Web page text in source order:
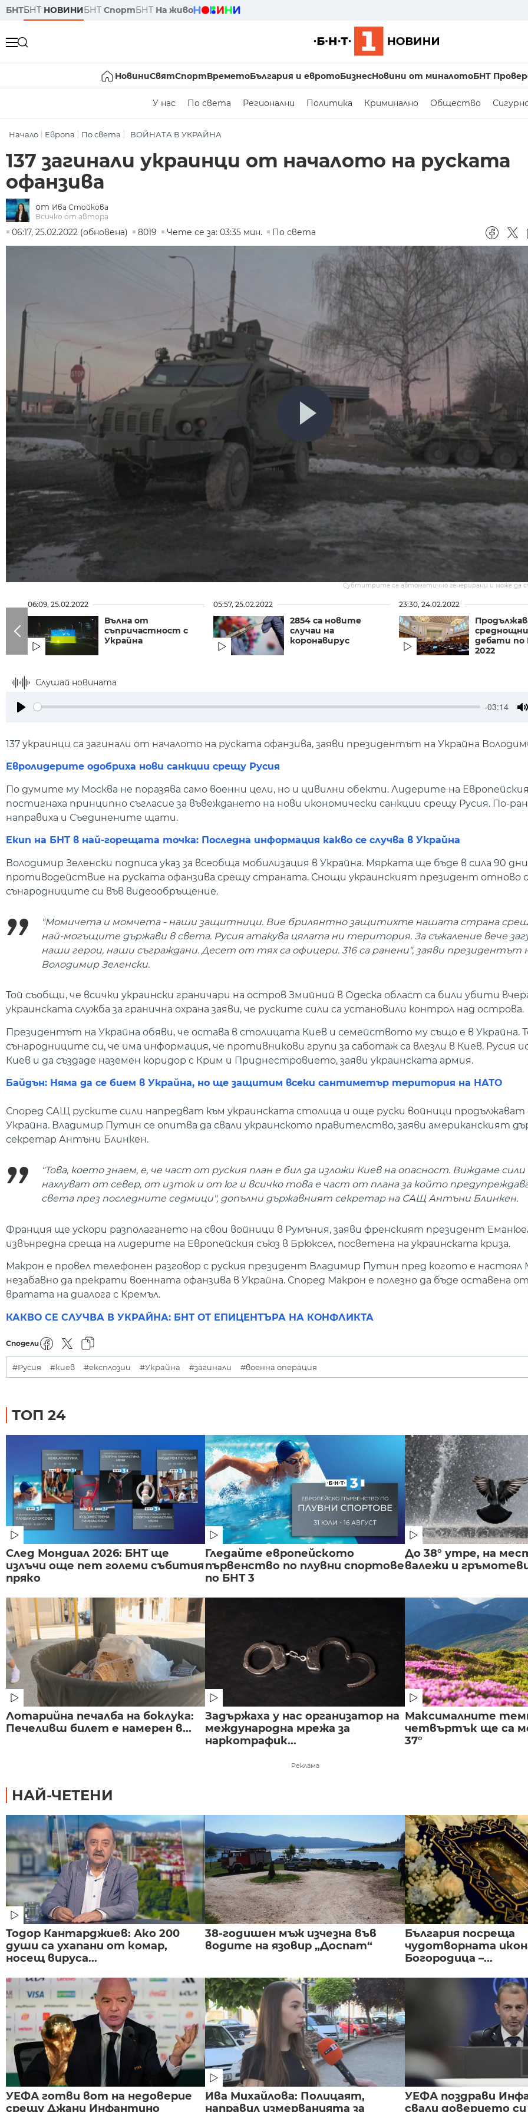
БНТБНТ НОВИНИБНТ СпортБНТ На живо
НовиниСвятСпортВреметоБългария и евротоБизнесНовини от миналотоБНТ
У нас По света Регионални Политика Криминално Общество
Начало Европа По света ВОЙНАТА В УКРАЙНА
137 загинали украинци от началото на руската
офанзива
от Ива Стойкова
Всичко от автора
06:17, 25.02.2022 (обновена)
8019 Чете се за: 03:35 мин. По света
Субтитрите са автоматично генерирани и може да
06:09, 25.02.2022
Вълна от
съпричастност с
Украйна
05:57, 25.02.2022
2854 са новите
случаи на
коронавирус
23:30, 24.02.2022
дебати
2022
Слушай новината
-03:14
137 украинци са загинали от началото на руската офанзива, заяви президентът на Украйна
Евролидерите одобриха нови санкции срещу Русия
По думите му Москва не поразява само военни цели, но и цивилни обекти. Лидерите на
постигнаха принципно съгласие за въвеждането на нови икономически санкции срещу Русия. По-
направиха и Съединените щати.
Екип на БНТ в най-горещата точка: Последна информация какво се случва в Украйна
Володимир Зеленски подписа указ за всеобща мобилизация в Украйна. Мярката ще бъде в сила 90
противодействие на руската офанзива срещу страната. Снощи украинският президент отново
сънародниците си във видеообръщение.
"Момичета и момчета - наши защитници. Вие брилянтно защитихте нашата страна
най-могъщите държави в света. Русия атакува цялата ни територия. За съжаление вече
наши герои, наши съграждани. Десет от тях са офицери. 316 са ранени", заяви президентът
Володимир Зеленски.
Той съобщи, че всички украински граничари на остров Змийний в Одеска област са били убити
украинската служба за гранична охрана заяви, че руските сили са установили контрол над острова.
Президентът на Украйна обяви, че остава в столицата Киев и семейството му също е в Украйна.
сънародниците си, че има информация, че противникови групи за саботаж са влезли в Киев. Русия
Киев и да създаде наземен коридор с Крим и Приднестровието, заяви украинската армия.
Байдън: Няма да се бием в Украйна, но ще защитим всеки сантиметър територия на НАТО
Според САЩ руските сили напредват към украинската столица и още руски войници продължават
Украйна. Владимир Путин се опитва да свали украинското правителство, заяви американският
секретар Антъни Блинкен.
"Това, което знаем, е, че част от руския план е бил да изложи Киев на опасност. Виждаме сили
нахлуват от север, от изток и от юг и всичко това е част от плана за който
света през последните седмици", допълни държавният секретар на САЩ Антъни Блинкен.
Франция ще ускори разполагането на свои войници в Румъния, заяви френският президент
извънредна среща на лидерите на Европейския съюз в Брюксел, посветена на украинската криза.
Макрон е провел телефонен разговор с руския президент Владимир Путин пред когото е настоял
незабавно да прекрати военната офанзива в Украйна. Според Макрон е полезно да бъде оставена
вратата на диалога с Кремъл.
КАКВО СЕ СЛУЧВА В УКРАЙНА: БНТ ОТ ЕПИЦЕНТЪРА НА КОНФЛИКТА
Сподели
#Русия #киев #експлозии #Украйна #загинали #военна операция
ТОП 24
След Мондиал 2026: БНТ ще
излъчи още пет големи събития
пряко
Гледайте европейското
първенство по плувни спортове
по БНТ 3
До 38° утре, на
валежи и
Лотарийна печалба на боклука:
Печеливш билет е намерен в...
Задържаха у нас организатор на
международна мрежа за
наркотрафик...
Максималните
четвъртък ще са
37°
Реклама
НАЙ-ЧЕТЕНИ
Тодор Кантарджиев: Ако 200
души са ухапани от комар,
носещ вируса...
38-годишен мъж изчезна във
водите на язовир „Доспат“
България посреща
чудотворната
Богородица –...
УЕФА готви вот на недоверие
срещу Джани Инфантино
Ива Михайлова: Полицаят,
направил измерванията за
УЕФА поздрави
свали доверието